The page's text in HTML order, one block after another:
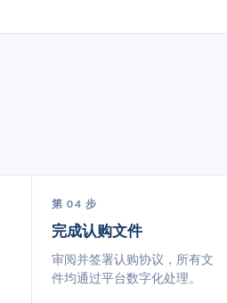
第 04 步
完成认购文件
审阅并签署认购协议，所有文
件均通过平台数字化处理。